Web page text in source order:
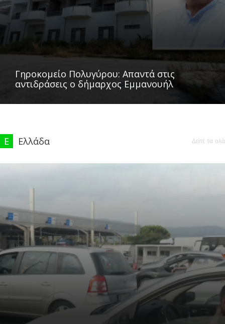
Γηροκομείο Πολυγύρου: Απαντά στις
αντιδράσεις ο δήμαρχος Εμμανουήλ
Ε Ελλάδα Δείτε τα ολά